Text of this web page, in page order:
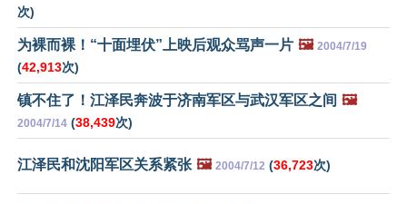
次)
为裸而裸！“十面埋伏”上映后观众骂声一片 🖼️ 2004/7/19
(42,913次)
镇不住了！江泽民奔波于济南军区与武汉军区之间 🖼️
2004/7/14 (38,439次)
江泽民和沈阳军区关系紧张 🖼️ 2004/7/12 (36,723次)